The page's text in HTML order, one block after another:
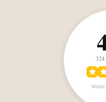
324
Vérifié